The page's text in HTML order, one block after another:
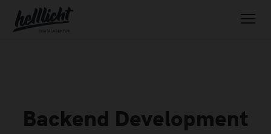
Backend Development